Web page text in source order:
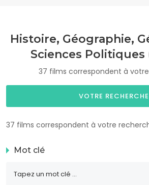
Histoire, Géographie,
Sciences Politiques
37 films correspondent à
VOTRE RECHERCHE
37 films correspondent à votre
Mot clé